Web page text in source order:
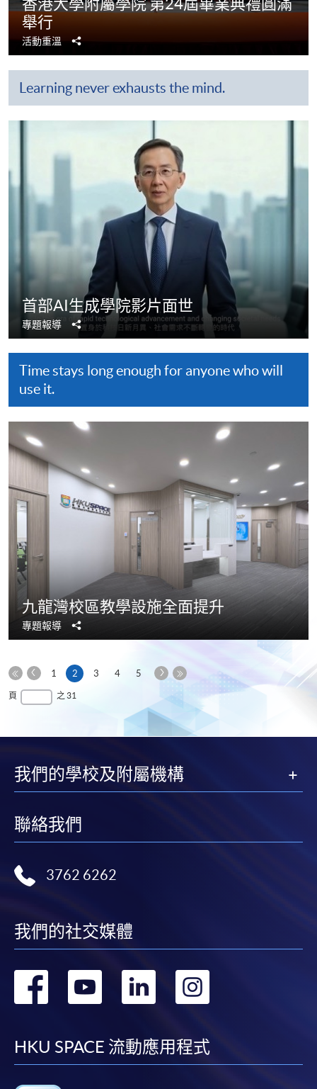
香港大學附屬學院 第24屆畢業典禮圓滿
舉行
活動重溫
分
享
Learning never exhausts the mind.
首部AI生成學院影片面世
專題報導
分
享
Time stays long enough for anyone who will
use it.
九龍灣校區教學設施全面提升
專題報導
享
第
一
上
1 2本
3 4 5
下
最
頁 之 31
我們的學校及附屬機構
聯絡我們
3762 6262
我們的社交媒體
轉
facebook
轉
youtube
轉
linkedin
HKU SPACE 流動應用程式